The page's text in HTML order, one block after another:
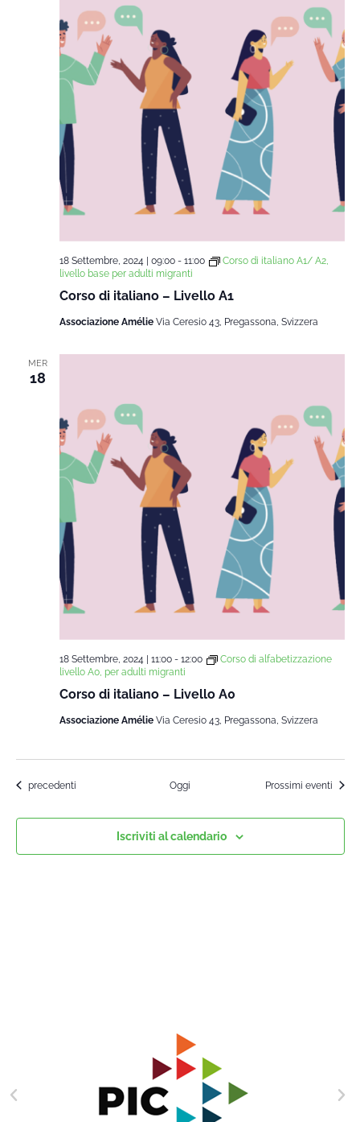
Corso di italiano – Livello A1
18 Settembre, 2024 | 09:00- 11:00
Corso di italiano A1/ A2,
livello base per adulti migranti
Associazione Amélie Via Ceresio 43, Pregassona, Svizzera
MER
18
Corso di italiano – Livello A0
18 Settembre, 2024 | 11:00- 12:00
Corso di alfabetizzazione
livello A0, per adulti migranti
Associazione Amélie Via Ceresio 43, Pregassona, Svizzera
Corsi
precedenti Oggi Prossimi eventi
Iscriviti al calendario